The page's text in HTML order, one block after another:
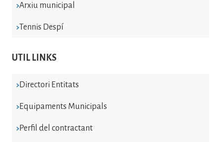
Arxiu municipal
Tennis Despí
UTIL LINKS
Directori Entitats
Equipaments Municipals
Perfil del contractant